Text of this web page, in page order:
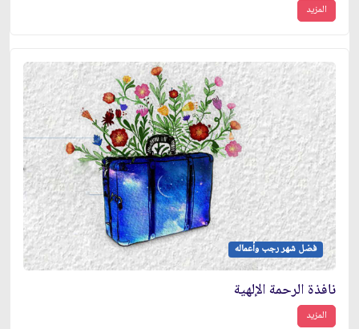
المزيد
فضل شهر رجب وأعماله
نافذة الرحمة الإلهية
المزيد